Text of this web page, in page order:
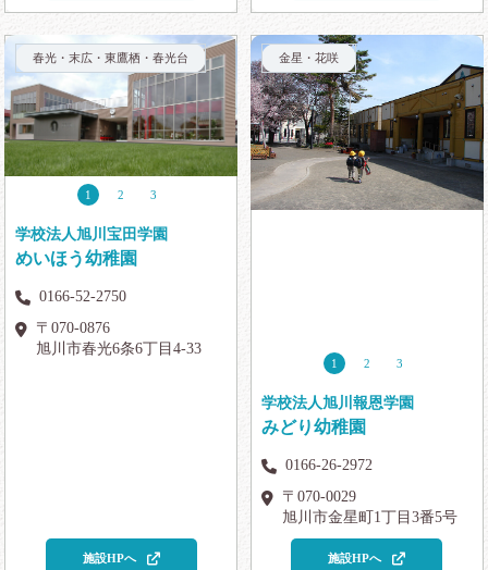
春光・末広・東鷹栖・春光台
1 2 3
学校法人旭川宝田学園
めいほう幼稚園
0166-52-2750
〒070-0876
旭川市春光6条6丁目4-33
施設HPへ
金星・花咲
1 2 3
学校法人旭川報恩学園
みどり幼稚園
0166-26-2972
〒070-0029
旭川市金星町1丁目3番5号
施設HPへ